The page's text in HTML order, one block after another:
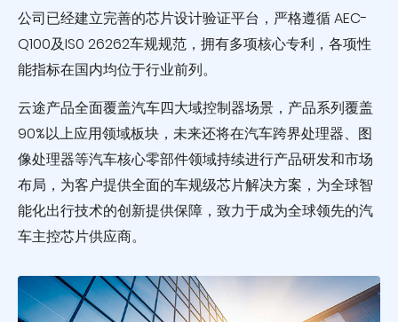
公司已经建立完善的芯片设计验证平台，严格遵循 AEC-
Q100及IS0 26262车规规范，拥有多项核心专利，各项性
能指标在国内均位于行业前列。
云途产品全面覆盖汽车四大域控制器场景，产品系列覆盖
90%以上应用领域板块，未来还将在汽车跨界处理器、图
像处理器等汽车核心零部件领域持续进行产品研发和市场
布局，为客户提供全面的车规级芯片解决方案，为全球智
能化出行技术的创新提供保障，致力于成为全球领先的汽
车主控芯片供应商。